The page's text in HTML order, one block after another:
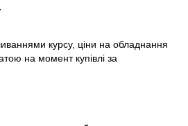
курсу, ціни на обладнання
на момент купівлі за